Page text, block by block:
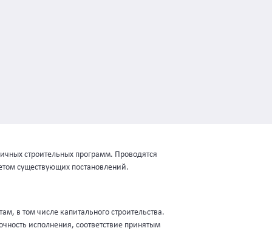
строительных программ. Проводятся
существующих постановлений.
в том числе капитального строительства.
исполнения, соответствие принятым